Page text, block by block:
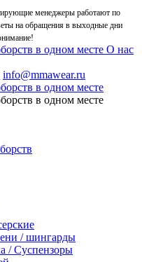
менеджеры работают по
на обращения в выходные дни
О нас
info@mmawear.ru
/ шингарды
/ Суспензоры